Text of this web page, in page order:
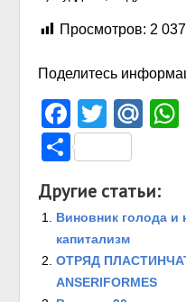
Просмотров: 2 037
Поделитесь
Другие статьи:
Виновник голода
капитализм
ОТРЯД
ANSERIFORMES